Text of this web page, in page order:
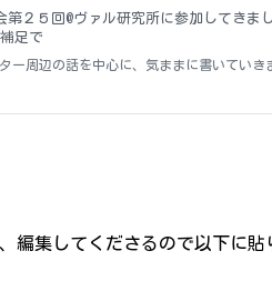
２５回@ヴァル研究所に参加してきま
足で
ー周辺の話を中心に、気ままに書いていき
編集してくださるので以下に貼